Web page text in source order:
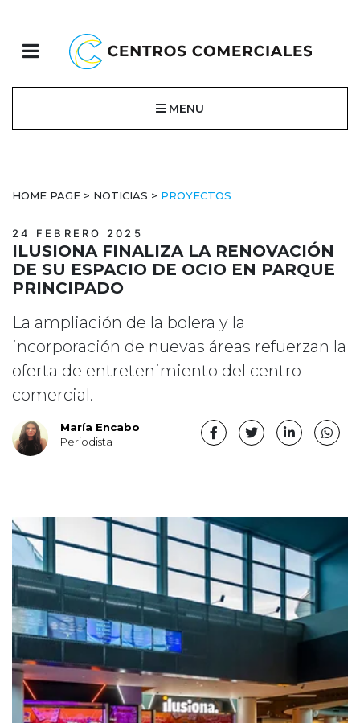
MENU
HOME PAGE > NOTICIAS > PROYECTOS
24 FEBRERO 2025
ILUSIONA FINALIZA LA RENOVACIÓN
DE SU ESPACIO DE OCIO EN PARQUE
PRINCIPADO
La ampliación de la bolera y la
incorporación de nuevas áreas refuerzan la
oferta de entretenimiento del centro
comercial.
María Encabo
Periodista